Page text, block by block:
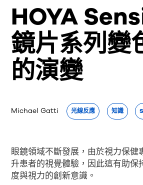
HOYA
鏡片系列變
的演變
Michael Gatti 光線反應 知識
眼鏡領域不斷發展，由於視力保健
升患者的視覺體驗，因此這有助保
度與視力的創新意識。